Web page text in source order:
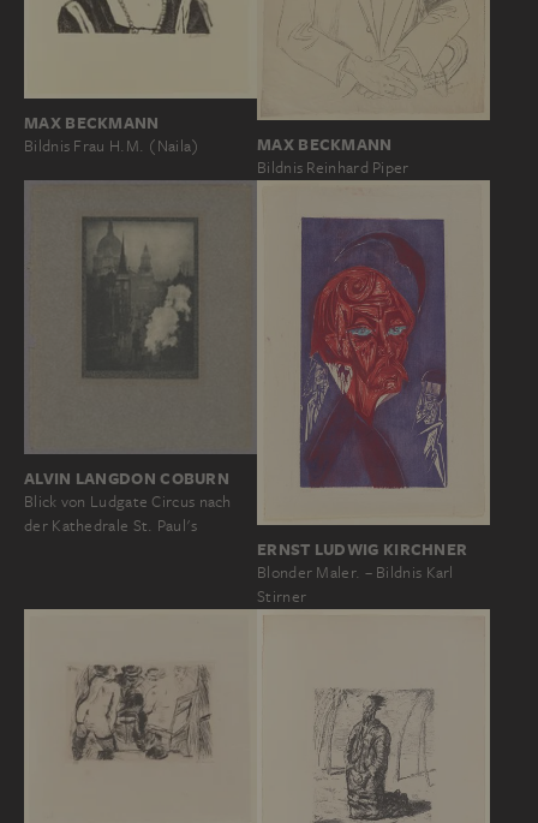
MAX BECKMANN
Bildnis Frau H.M. (Naila) MAX BECKMANN
Bildnis Reinhard Piper
ALVIN LANGDON COBURN
Blick von Ludgate Circus nach
der Kathedrale St. Paul's
ERNST LUDWIG KIRCHNER
Blonder Maler. – Bildnis Karl
Stirner